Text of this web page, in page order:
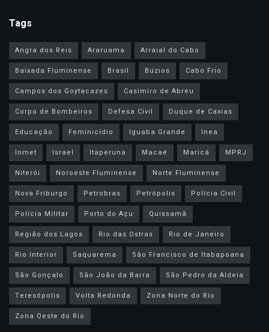
Tags
Angra dos Reis Araruama
Arraial do Cabo
Baixada Fluminense
Brasil Búzios
Cabo Frio
Campos dos Goytacazes
Casimiro de Abreu
Corpo de Bombeiros
Defesa Civil
Duque de Caxias
Educação
Feminicídio Iguaba Grande
Inea
Inmet
Israel Itaperuna Macaé Maricá
MPRJ
Niterói
Noroeste Fluminense
Norte Fluminense
Nova Friburgo
Petrobras Petrópolis
Polícia Civil
Polícia Militar
Porto do Açu
Quissamã
Região dos Lagos
Rio das Ostras
Rio de Janeiro
Rio Interior
Saquarema
São Francisco de Itabapoana
São Gonçalo
São João da Barra
São Pedro da Aldeia
Teresópolis
Volta Redonda
Zona Norte do Rio
Zona Oeste do Rio